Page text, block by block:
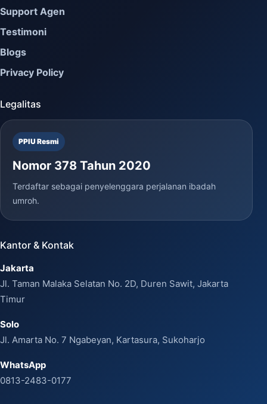
Support Agen
Testimoni
Blogs
Privacy Policy
Legalitas
PPIU Resmi
Nomor 378 Tahun 2020
Terdaftar sebagai penyelenggara perjalanan ibadah
umroh.
Kantor & Kontak
Jakarta
Jl. Taman Malaka Selatan No. 2D, Duren Sawit, Jakarta
Timur
Solo
Jl. Amarta No. 7 Ngabeyan, Kartasura, Sukoharjo
WhatsApp
0813-2483-0177